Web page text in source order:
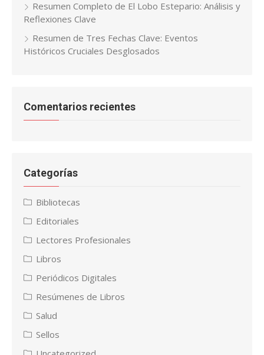
Resumen Completo de El Lobo Estepario: Análisis y
Reflexiones Clave
Resumen de Tres Fechas Clave: Eventos
Históricos Cruciales Desglosados
Comentarios recientes
Categorías
Bibliotecas
Editoriales
Lectores Profesionales
Libros
Periódicos Digitales
Resúmenes de Libros
Salud
Sellos